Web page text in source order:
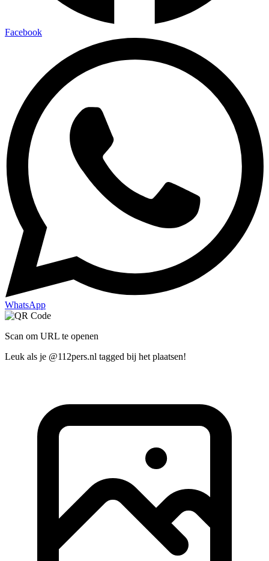
Facebook
WhatsApp
Scan om URL te openen
Leuk als je @112pers.nl tagged bij het plaatsen!